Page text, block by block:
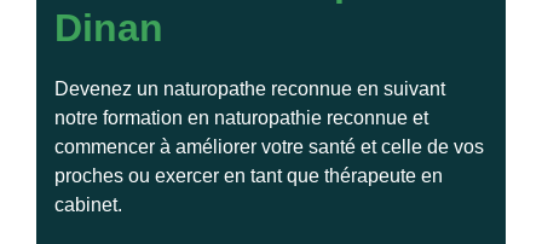
Dinan
Devenez un naturopathe reconnue en suivant
notre formation en naturopathie reconnue et
commencer à améliorer votre santé et celle de vos
proches ou exercer en tant que thérapeute en
cabinet.